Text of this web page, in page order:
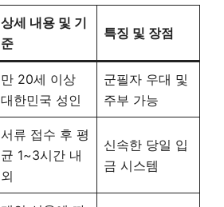
상세 내용 및 기
준
특징 및 장점
만 20세 이상
대한민국 성인
군필자 우대 및
주부 가능
서류 접수 후 평
균 1~3시간 내
외
신속한 당일 입
금 시스템